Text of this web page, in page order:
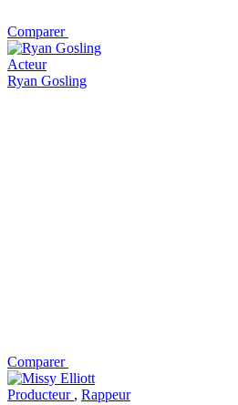
Comparer
Acteur
Ryan Gosling
Comparer
Producteur , Rappeur